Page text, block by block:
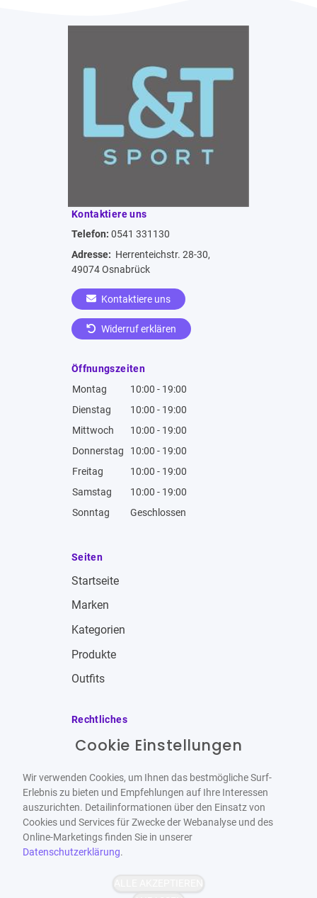
Kontaktiere uns
Telefon: 0541 331130
Adresse: Herrenteichstr. 28-30,
49074 Osnabrück
Kontaktiere uns
Widerruf erklären
Öffnungszeiten
Montag
10:00 - 19:00
Dienstag
10:00 - 19:00
Mittwoch
10:00 - 19:00
Donnerstag
10:00 - 19:00
Freitag
10:00 - 19:00
Samstag
10:00 - 19:00
Sonntag
Geschlossen
Seiten
Startseite
Marken
Kategorien
Produkte
Outfits
Rechtliches
Impressum
Datenschutzbestimmungen
Widerrufsbelehrung
Cookie Einstellungen
Wir verwenden Cookies, um Ihnen das bestmögliche Surf-
Erlebnis zu bieten und Empfehlungen auf Ihre Interessen
auszurichten. Detailinformationen über den Einsatz von
Cookies und Services für Zwecke der Webanalyse und des
Online-Marketings finden Sie in unserer
Datenschutzerklärung.
ALLE AKZEPTIEREN